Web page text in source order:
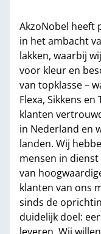
AkzoNobel heeft
in het ambacht
lakken, waarbij
voor kleur en
van topklasse –
Flexa, Sikkens
klanten
in Nederland en
landen. Wij
mensen in
van
klanten van ons
sinds de
duidelijk doel: